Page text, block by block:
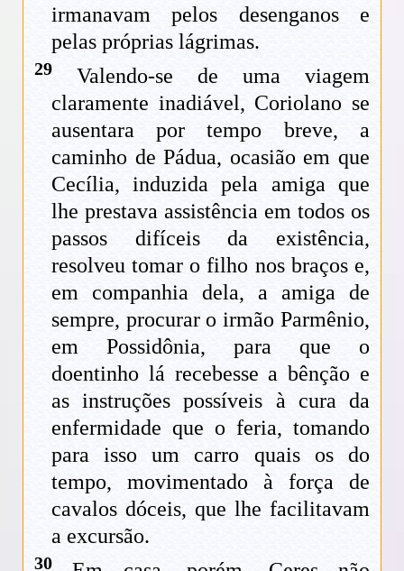
irmanavam pelos desenganos e
pelas próprias lágrimas.
29 Valendo-se de uma viagem
claramente inadiável, Coriolano se
ausentara por tempo breve, a
caminho de Pádua, ocasião em que
Cecília, induzida pela amiga que
lhe prestava assistência em todos os
passos difíceis da existência,
resolveu tomar o filho nos braços e,
em companhia dela, a amiga de
sempre, procurar o irmão Parmênio,
em Possidônia, para que o
doentinho lá recebesse a bênção e
as instruções possíveis à cura da
enfermidade que o feria, tomando
para isso um carro quais os do
tempo, movimentado à força de
cavalos dóceis, que lhe facilitavam
a excursão.
30